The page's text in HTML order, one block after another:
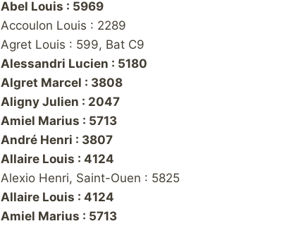
Abel Louis : 5969
Accoulon Louis : 2289
Agret Louis : 599, Bat C9
Alessandri Lucien : 5180
Algret Marcel : 3808
Aligny Julien : 2047
Amiel Marius : 5713
André Henri : 3807
Allaire Louis : 4124
Alexio Henri, Saint-Ouen : 5825
Allaire Louis : 4124
Amiel Marius : 5713